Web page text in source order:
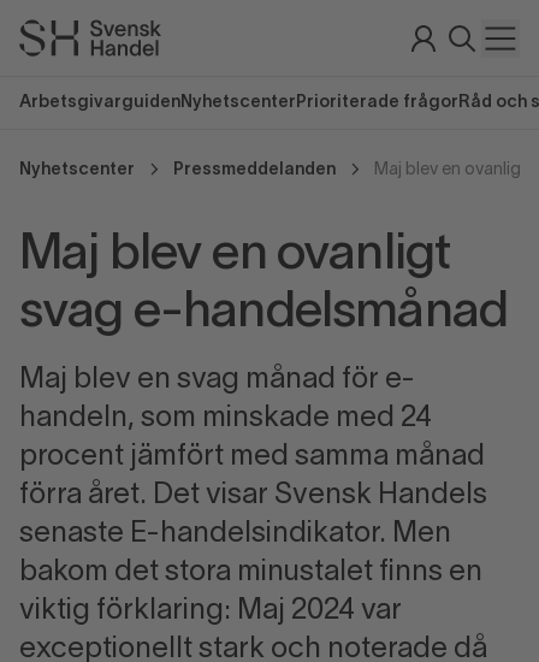
Arbetsgivarguiden Nyhetscenter Prioriterade frågor Råd och
Nyhetscenter Pressmeddelanden Maj blev en ovanligt
Maj blev en ovanligt
svag e-handelsmånad
Maj blev en svag månad för e-
handeln, som minskade med 24
procent jämfört med samma månad
förra året. Det visar Svensk Handels
senaste E-handelsindikator. Men
bakom det stora minustalet finns en
viktig förklaring: Maj 2024 var
exceptionellt stark och noterade då